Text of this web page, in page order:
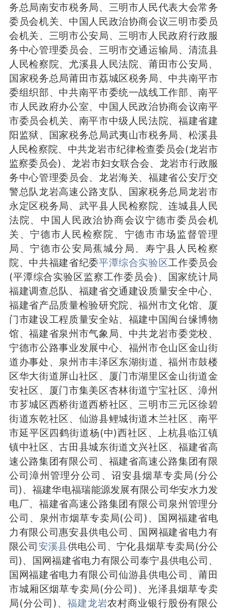
务总局南安市税务局、三明市人民代表大会常务
委员会机关、中国人民政治协商会议三明市委员
会机关、三明市公安局、三明市人民政府行政服
务中心管理委员会、三明市交通运输局、清流县
人民检察院、尤溪县人民法院、莆田市公安局、
国家税务总局莆田市荔城区税务局、中共南平市
委组织部、中共南平市委统一战线工作部、南平
市人民政府办公室、中国人民政治协商会议南平
市委员会机关、南平市中级人民法院、福建省建
阳监狱、国家税务总局武夷山市税务局、松溪县
人民检察院、中共龙岩市纪律检查委员会(龙岩市
监察委员会)、龙岩市妇女联合会、龙岩市行政服
务中心管理委员会、龙岩海关、福建省公安厅交
警总队龙岩高速公路支队、国家税务总局龙岩市
永定区税务局、武平县人民检察院、连城县人民
法院、中国人民政治协商会议宁德市委员会机
关、宁德市人民检察院、宁德市市场监督管理
局、宁德市公安局蕉城分局、寿宁县人民检察
院、中共福建省纪委平潭综合实验区工作委员会
(平潭综合实验区监察工作委员会)、国家统计局
福建调查总队、福建省交通建设质量安全中心、
福建省产品质量检验研究院、福州市文化馆、厦
门市建设工程质量安全站、福建中国闽台缘博物
馆、福建省泉州市气象局、中共龙岩市委党校、
宁德市公路事业发展中心、福州市仓山区金山街
道办事处、泉州市丰泽区东湖街道、福州市鼓楼
区华大街道屏山社区、厦门市湖里区金山街道金
安社区、厦门市集美区杏林街道宁宝社区、漳州
市芗城区西桥街道西桥社区、三明市三元区徐碧
街道东乾社区、仙游县鲤城街道木兰社区、南平
市延平区四鹤街道杨(中)西社区、上杭县临江镇
镇中社区、古田县城东街道文兴社区、福建省高
速公路集团有限公司、福建省高速公路集团有限
公司漳州管理分公司、诏安县烟草专卖局(分公
司)、福建华电福瑞能源发展有限公司华安水力发
电厂、福建省高速公路集团有限公司泉州管理分
公司、泉州市烟草专卖局(公司)、国网福建省电
力有限公司惠安县供电公司、国网福建省电力有
限公司安溪县供电公司、宁化县烟草专卖局(分公
司)、国网福建省电力有限公司泰宁县供电公司、
国网福建省电力有限公司仙游县供电公司、莆田
市城厢区烟草专卖局(分公司)、光泽县烟草专卖
局(分公司)、 福建龙岩农村商业银行股份有限公